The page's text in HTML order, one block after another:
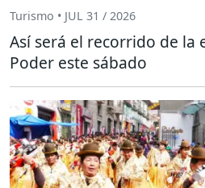
Turismo • JUL 31 / 2026
Así será el recorrido de la
Poder este sábado